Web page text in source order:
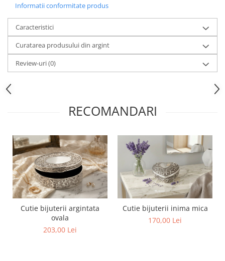
ARANJAMENTE FLORALE
PERNE
Cote Noire
EQUESTRIA
POLKA BLUE
CHEEKY PINK
ARRIS
CELESTIAL PLATINUM
CORNUCOPIA
INTAGLIO
RENAISSANCE GOLD
BUTTERFLY BLOOM
OLD COUNTRY ROSES
PASHMINA
SIGNET PLATINUM
CELESTIAL GOLD
NATURE
CHINOISERIE WHITE
JASPER CONRAN WHITE
Informatii conformitate produs
Caracteristici
Curatarea produsului din argint
Review-uri(0)
RECOMANDARI
Cutie bijuterii argintata
ovala
203,00 Lei
Cutie bijuterii inima mica
170,00 Lei